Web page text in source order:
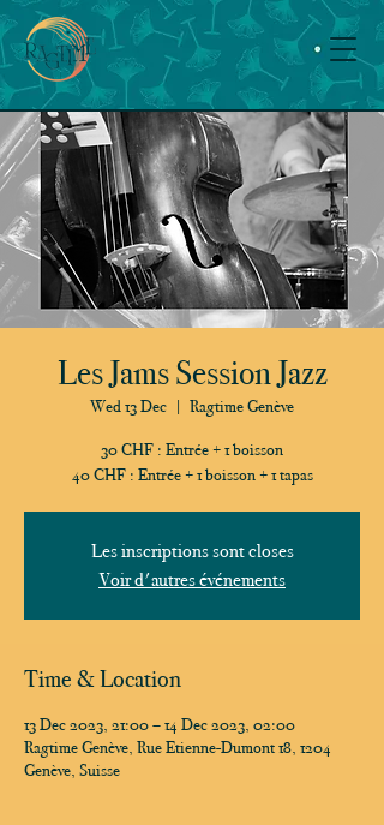
Les Jams Session Jazz
Wed 13 Dec
  |
Ragtime Genève
30 CHF : Entrée + 1 boisson
40 CHF : Entrée + 1 boisson + 1 tapas
Les inscriptions sont closes
Voir d'autres événements
Time & Location
13 Dec 2023, 21:00 – 14 Dec 2023, 02:00
Ragtime Genève, Rue Etienne-Dumont 18, 1204
Genève, Suisse